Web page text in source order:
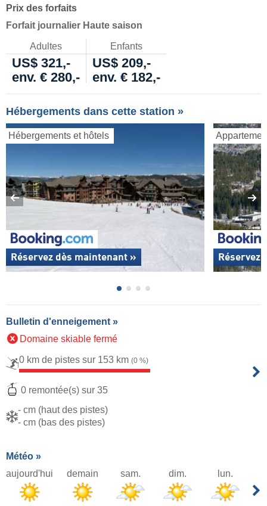
Prix des forfaits
Forfait journalier Haute saison
Adultes Enfants
US$ 321,-
US$ 209,-
env. € 280,-
env. € 182,-
Hébergements dans cette station »
Hébergements et hôtels
Réservez dès maintenant » Réservez
Bulletin d'enneigement »
Domaine skiable fermé
0 km de pistes sur 153 km (0 %)
0 remontée(s) sur 35
- cm (haut des pistes)
- cm (bas des pistes)
Météo »
aujourd'hui
demain sam. dim. lun.